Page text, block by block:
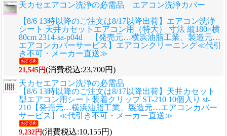
天カセエアコン洗浄の必需品 エアコン洗浄カバー
【8/6 13時以降のご注文は8/17以降出荷】エアコン洗浄
シート 天井カセットエアコン用（特大） 寸法 縦180×横
80cm 2314-sa-p04d 【発売元…横浜油脂工業、製造元…
エアコンカバーサービス】エアコンクリーニング≪代引
き不可・メーカー直送≫
21,545円(消費税込:23,700円)
天カセエアコン洗浄の必需品
【8/6 13時以降のご注文は8/17以降出荷】天井カセット
型エアコン用シート装着クリップ ST-210 10個入り st-
210【発売元…横浜油脂工業、製造元…エアコンカバー
サービス】≪代引き不可・メーカー直送≫
9,232円(消費税込:10,155円)